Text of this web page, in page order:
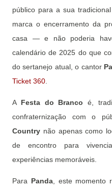
público para a sua tradicional
marca o encerramento da
casa — e não poderia
calendário de 2025 do que
do sertanejo atual, o cantor
Ticket 360
A Festa do Branco é,
confraternização com o
Country não apenas como
de encontro para
experiências memoráveis.
Para Panda, este momento